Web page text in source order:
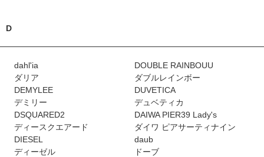
D
dahl'ia
ダリア
DOUBLE RAINBOUU
ダブルレインボー
DEMYLEE
デミリー
DUVETICA
デュベティカ
DSQUARED2
ディースクエアード
DAIWA PIER39 Lady's
ダイワ ピアサーティナイン
DIESEL
ディーゼル
daub
ドーブ